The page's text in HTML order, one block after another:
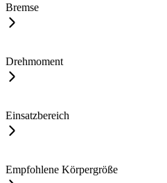
Bremse
Drehmoment
Einsatzbereich
Empfohlene Körpergröße